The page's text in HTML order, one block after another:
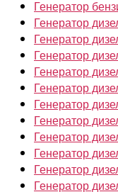
Генератор
Генератор
Генератор
Генератор
Генератор
Генератор
Генератор
Генератор
Генератор
Генератор
Генератор
Генератор